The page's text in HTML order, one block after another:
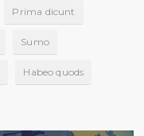
Prima dicunt
Sumo
Habeo quods